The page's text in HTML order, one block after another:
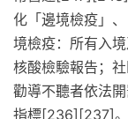
化「邊境檢疫」
境檢疫：所有入
核酸檢驗報告；
勸導不聽者依法
指標[236][237]。